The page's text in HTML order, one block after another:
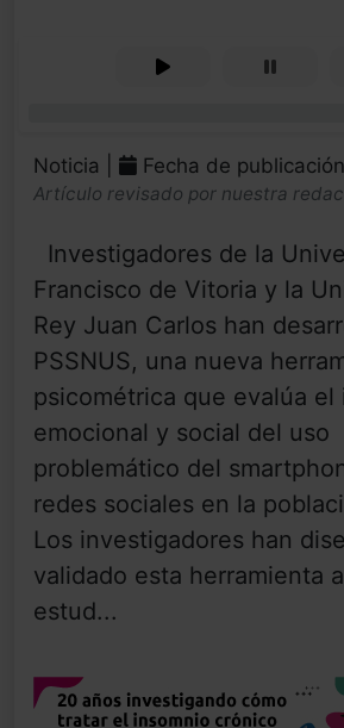
Noticia | Fecha de
Artículo revisado por nuestra
Investigadores de la
Francisco de Vitoria y la
Rey Juan Carlos han
PSSNUS, una nueva
psicométrica que evalúa el
emocional y social del uso
problemático del
redes sociales en la
Los investigadores han
validado esta herramienta
estud...